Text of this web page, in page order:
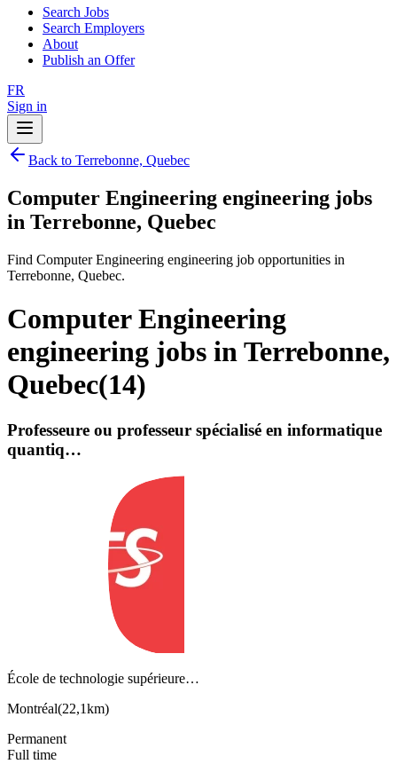
Search Jobs
Search Employers
About
Publish an Offer
FR
Sign in
Back to Terrebonne, Quebec
Computer Engineering engineering jobs
in Terrebonne, Quebec
Find Computer Engineering engineering job opportunities in
Terrebonne, Quebec.
Computer Engineering
engineering jobs in Terrebonne,
Quebec(14)
Professeure ou professeur spécialisé en informatique
quantiq…
École de technologie supérieure…
Montréal(22,1km)
Permanent
Full time